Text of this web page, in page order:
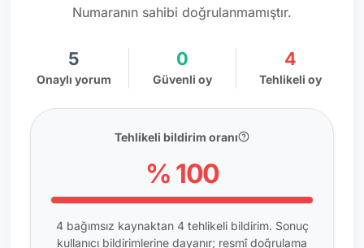
Numaranın sahibi doğrulanmamıştır.
5
Onaylı yorum
0
Güvenli oy
4
Tehlikeli oy
Tehlikeli bildirim oranı
% 100
4 bağımsız kaynaktan 4 tehlikeli bildirim. Sonuç
kullanıcı bildirimlerine dayanır; resmî doğrulama